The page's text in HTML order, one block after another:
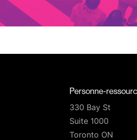
Personne-
330 Bay St
Suite 1000
Toronto ON